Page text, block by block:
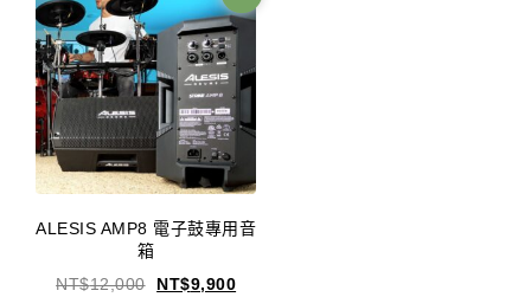
ALESIS AMP8 電子鼓專用音
箱
NT$12,000 NT$9,900